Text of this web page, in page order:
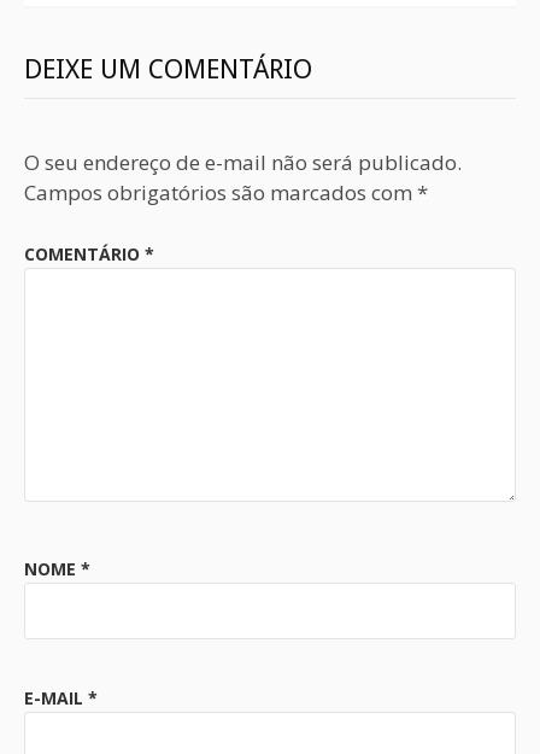
DEIXE UM COMENTÁRIO
O seu endereço de e-mail não será publicado.
Campos obrigatórios são marcados com *
COMENTÁRIO *
NOME *
E-MAIL *